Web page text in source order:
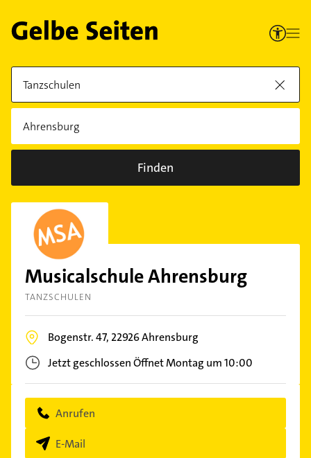
Finden
Musicalschule Ahrensburg
TANZSCHULEN
Bogenstr. 47, 22926Ahrensburg
Jetzt geschlossenÖffnet Montag um 10:00
Anrufen
E-Mail